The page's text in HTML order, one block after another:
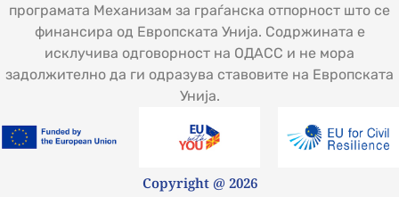
програмата Механизам за граѓанска отпорност што се
финансира од Европската Унија. Содржината е
исклучива одговорност на ОДАСС и не мора
задолжително да ги одразува ставовите на Европската
Унија.
Copyright @ 2026